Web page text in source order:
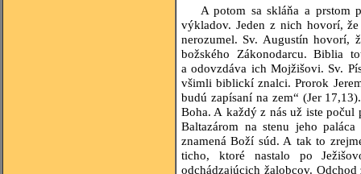
A potom sa skláňa a prstom
výkladov. Jeden z nich hovorí,
nerozumel. Sv. Augustín hovorí,
božského Zákonodarcu. Biblia
a odovzdáva ich Mojžišovi. Sv.
všimli biblickí znalci. Prorok
budú zapísaní na zem“ (Jer
Boha. A každý z nás už iste
Baltazárom na stenu jeho
znamená Boží súd. A tak to
ticho, ktoré nastalo po
odchádzajúcich žalobcov.